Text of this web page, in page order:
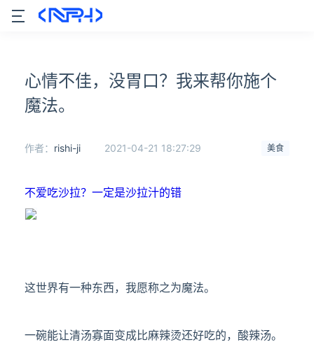
心情不佳，没胃口？我来帮你施个
魔法。
美食
作者： rishi-ji 2021-04-21 18:27:29
不爱吃沙拉？一定是沙拉汁的错
这世界有一种东西，我愿称之为魔法。
一碗能让清汤寡面变成比麻辣烫还好吃的，酸辣汤。